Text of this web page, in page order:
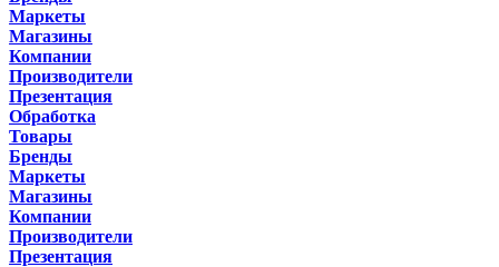
Маркеты
Магазины
Компании
Производители
Презентация
Обработка
Товары
Бренды
Маркеты
Магазины
Компании
Производители
Презентация